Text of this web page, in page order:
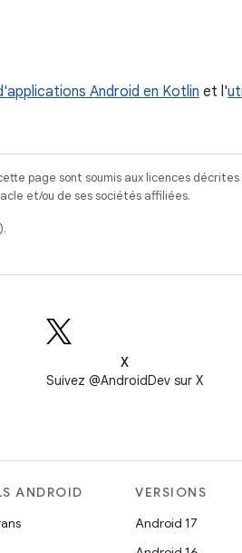
Android en Kotlin et l'
page sont soumis aux licences décrites
et/ou de ses sociétés affiliées.
X
Suivez @AndroidDev sur X
ANDROID
VERSIONS
Android 17